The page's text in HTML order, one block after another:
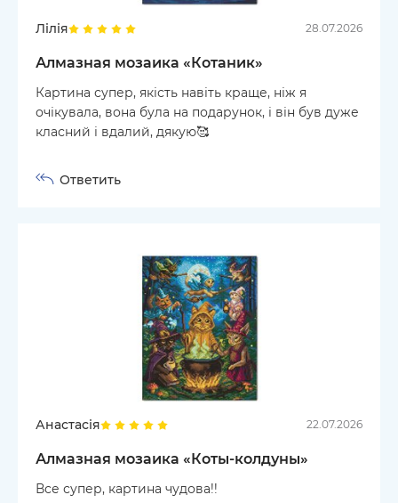
Лілія 28.07.2026
Алмазная мозаика «Котаник»
Картина супер, якість навіть краще, ніж я
очікувала, вона була на подарунок, і він був дуже
класний і вдалий, дякую🥰
Ответить
Анастасія 22.07.2026
Алмазная мозаика «Коты-колдуны»
Все супер, картина чудова!!